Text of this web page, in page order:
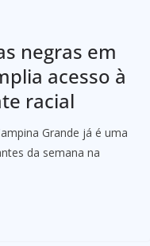
negras em
acesso à
racial
Grande já é uma
da semana na